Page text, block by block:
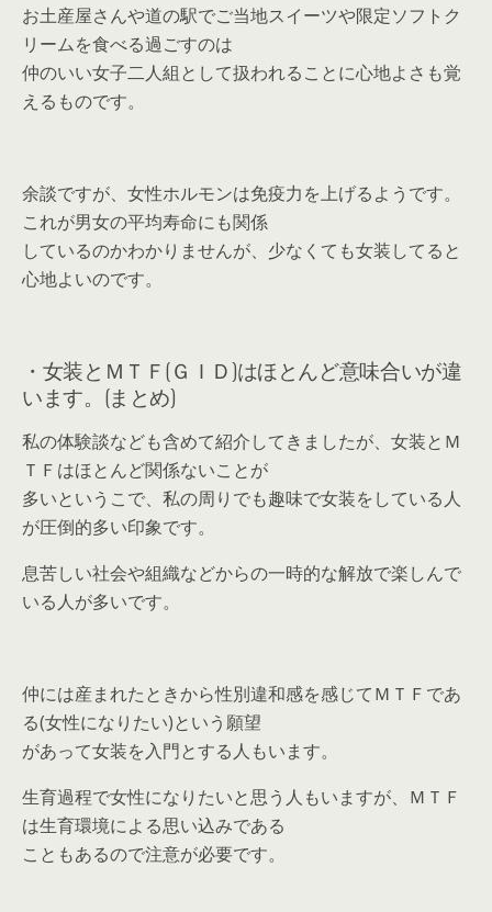
お土産屋さんや道の駅でご当地スイーツや限定ソフトク
リームを食べる過ごすのは
仲のいい女子二人組として扱われることに心地よさも覚
えるものです。
余談ですが、女性ホルモンは免疫力を上げるようです。
これが男女の平均寿命にも関係
しているのかわかりませんが、少なくても女装してると
心地よいのです。
・女装とＭＴＦ(ＧＩＤ)はほとんど意味合いが違
います。(まとめ)
私の体験談なども含めて紹介してきましたが、女装とＭ
ＴＦはほとんど関係ないことが
多いというこで、私の周りでも趣味で女装をしている人
が圧倒的多い印象です。
息苦しい社会や組織などからの一時的な解放で楽しんで
いる人が多いです。
仲には産まれたときから性別違和感を感じてＭＴＦであ
る(女性になりたい)という願望
があって女装を入門とする人もいます。
生育過程で女性になりたいと思う人もいますが、ＭＴＦ
は生育環境による思い込みである
こともあるので注意が必要です。